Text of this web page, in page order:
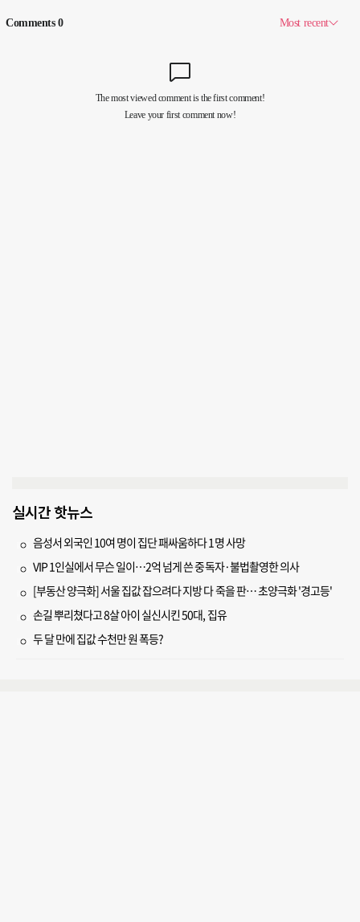
실시간 핫뉴스
음성서 외국인 10여 명이 집단 패싸움하다 1명 사망
VIP 1인실에서 무슨 일이…2억 넘게 쓴 중독자·불법촬영한 의사
[부동산 양극화] 서울 집값 잡으려다 지방 다 죽을 판… 초양극화 '경고등'
손길 뿌리쳤다고 8살 아이 실신시킨 50대, 집유
두 달 만에 집값 수천만 원 폭등?